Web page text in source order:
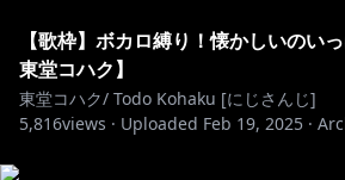
✧視聴者の方同士での会話は極力お
のことを見ててね！
✧他の活動者さんが話題に出してい
【歌枠】ボカロ縛り！懐かしいのい
東堂コハク】
東堂コハク/ Todo Kohaku [にじさんじ]
5,816views · Uploaded Feb 19, 2025 ·